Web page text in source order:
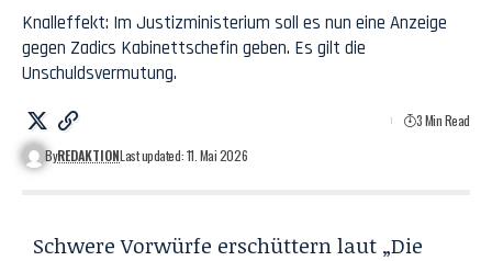
Knalleffekt: Im Justizministerium soll es nun eine Anzeige
gegen Zadics Kabinettschefin geben. Es gilt die
Unschuldsvermutung.
ByREDAKTIONLast updated: 11. Mai 2026
3 Min Read
Schwere Vorwürfe erschüttern laut „Die